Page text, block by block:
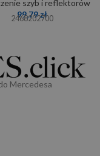
szyb i reflektorów
99,79zł
2468202700
Mercedesa